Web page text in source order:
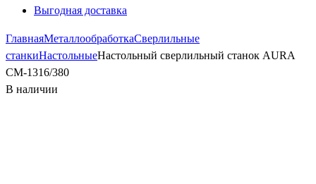
Выгодная доставка
ГлавнаяМеталлообработкаСверлильные
станкиНастольныеНастольный сверлильный станок AURA
CM-1316/380
В наличии